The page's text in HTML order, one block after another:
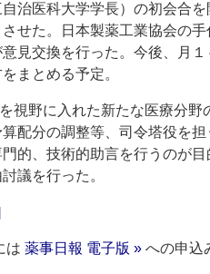
治医科大学学長）の初会合
せた。日本製薬工業協会の
見交換を行った。今後、月
まとめる予定。
視野に入れた新たな医療分野
配分の調整等、司令塔役を
的、技術的助言を行うのが
議を行った。
は 薬事日報 電子版 » への申込